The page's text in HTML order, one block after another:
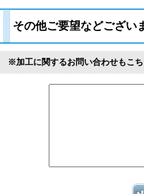
その他ご要望などござい
※加工に関するお問い合わせもこ